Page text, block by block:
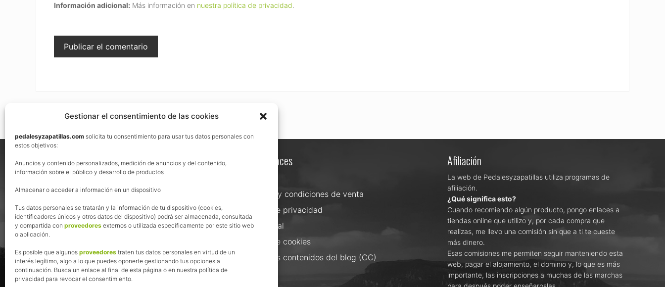
Gestionar el consentimiento de las cookies
pedalesyzapatillas.com solicita tu consentimiento para usar tus datos personales con
estos objetivos:
Anuncios y contenido personalizados, medición de anuncios y del contenido,
información sobre el público y desarrollo de productos
Almacenar o acceder a información en un dispositivo
Tus datos personales se tratarán y la información de tu dispositivo (cookies,
identificadores únicos y otros datos del dispositivo) podrá ser almacenada, consultada
y compartida con proveedores externos o utilizada específicamente por este sitio web
o aplicación.
Es posible que algunos proveedores traten tus datos personales en virtud de un
interés legítimo, algo a lo que puedes oponerte gestionando tus opciones a
continuación. Busca un enlace al final de esta página o en nuestra política de
privacidad para revocar el consentimiento.
Información adicional: Más información en nuestra política de privacidad.
Footer
Nos vemos en las redes Otros enlaces
Términos y condiciones de venta
Política de privacidad
Aviso Legal
Política de cookies
Uso de los contenidos del blog (CC)
Afiliación
La web de Pedalesyzapatillas utiliza programas de
afiliación.
¿Qué significa esto?
Cuando recomiendo algún producto, pongo enlaces a
tiendas online que utilizo y, por cada compra que
realizas, me llevo una comisión sin que a ti te cueste
más dinero.
Esas comisiones me permiten seguir manteniendo esta
web, pagar el alojamiento, el dominio y, lo que es más
importante, las inscripciones a muchas de las marchas